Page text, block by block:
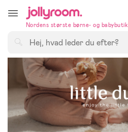
till
innehålletNordens største børne- og babybutik